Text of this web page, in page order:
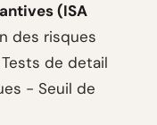
(ISA
des risques
de detail
- Seuil de